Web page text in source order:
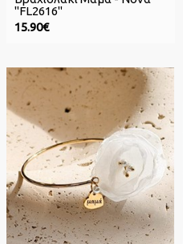
"FL2616"
15.90€